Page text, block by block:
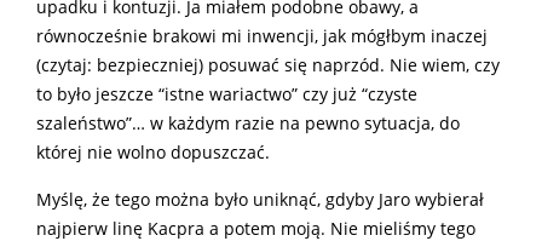
upadku i kontuzji. Ja miałem podobne obawy, a
równocześnie brakowi mi inwencji, jak mógłbym inaczej
(czytaj: bezpieczniej) posuwać się naprzód. Nie wiem, czy
to było jeszcze “istne wariactwo” czy już “czyste
szaleństwo”… w każdym razie na pewno sytuacja, do
której nie wolno dopuszczać.
Myślę, że tego można było uniknąć, gdyby Jaro wybierał
najpierw linę Kacpra a potem moją. Nie mieliśmy tego